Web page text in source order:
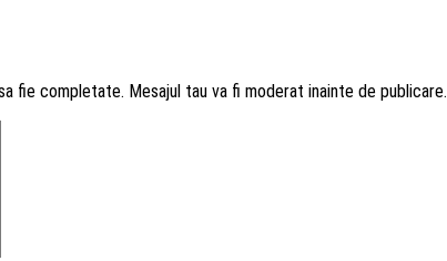
fie completate. Mesajul tau va fi moderat inainte de publicare.